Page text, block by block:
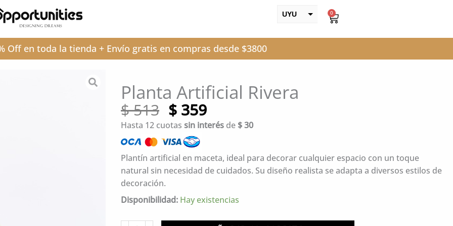
UYU 0
Carrito
Off en toda la tienda + Envío gratis en compras desde $3800
Planta Artificial Rivera
$513 El
precio
original
era:
$ 513.
$ 359El
precio
actual
$ 359.
Hasta 12 cuotas sin interés de $30
Plantín artificial en maceta, ideal para decorar cualquier espacio con un toque
natural sin necesidad de cuidados. Su diseño realista se adapta a diversos estilos de
decoración.
Disponibilidad: Hay existencias
Planta